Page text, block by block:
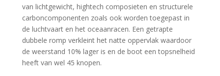
van lichtgewicht, hightech composieten en structurele
carboncomponenten zoals ook worden toegepast in
de luchtvaart en het oceaanracen. Een getrapte
dubbele romp verkleint het natte oppervlak waardoor
de weerstand 10% lager is en de boot een topsnelheid
heeft van wel 45 knopen.